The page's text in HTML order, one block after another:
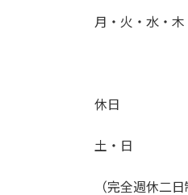
月・火・水・木
休日
土・日
（完全週休二日